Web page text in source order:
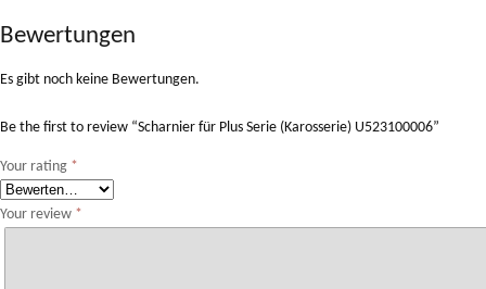
Bewertungen
Es gibt noch keine Bewertungen.
Be the first to review “Scharnier für Plus Serie (Karosserie) U523100006”
Your rating *
Your review *